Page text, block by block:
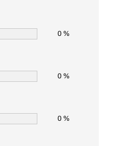
0 %
0 %
0 %